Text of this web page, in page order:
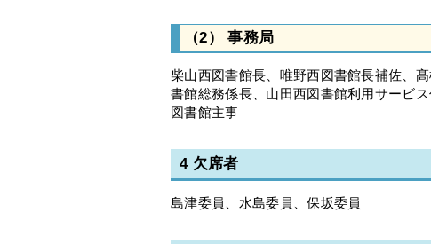
（2） 事務局
柴山西図書館長、唯野西図書館長補佐、
書館総務係長、山田西図書館利用サービ
図書館主事
4 欠席者
島津委員、水島委員、保坂委員